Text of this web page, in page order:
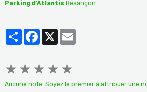
Parking d'Atlantis Besançon
PartagerFacebook
★ ★ ★ ★ ★
Aucune note. Soyez le premier à attribuer une